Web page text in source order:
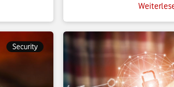
Angriffe wirken zunehmend
mithilfe künstlicher
Wie Smishing funktioniert,
Nachrichten erkennen und
Unternehmen wirksam
diesem Artikel.
Security